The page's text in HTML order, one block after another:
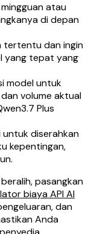
atau
di depan
tertentu dan ingin
yang tepat yang
model untuk
volume aktual
Plus
untuk diserahkan
kepentingan,
pasangkan
biaya API AI
dan
Anda